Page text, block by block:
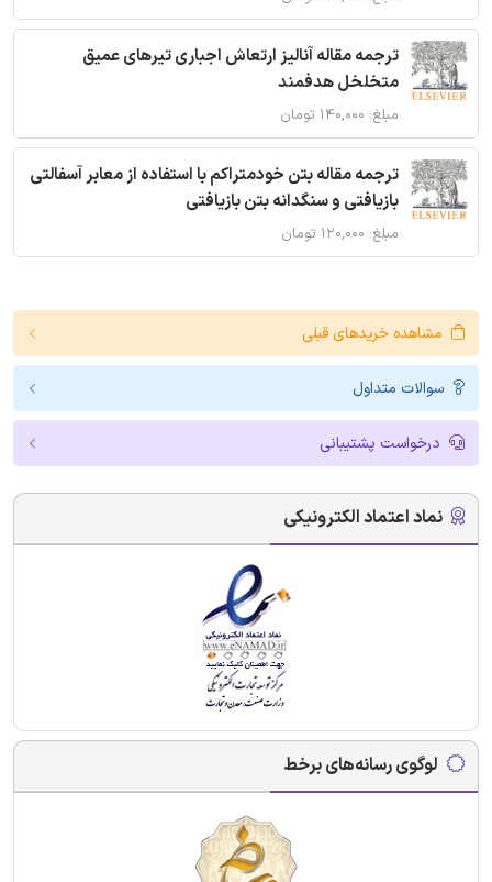
ترجمه مقاله آنالیز ارتعاش اجباری تیرهای عمیق
متخلخل هدفمند
مبلغ: ۱۴۰,۰۰۰ تومان
ترجمه مقاله بتن خودمتراکم با استفاده از معابر آسفالتی
بازیافتی و سنگدانه بتن بازیافتی
مبلغ: ۱۲۰,۰۰۰ تومان
مشاهده خریدهای قبلی
سوالات متداول
درخواست پشتیبانی
نماد اعتماد الکترونیکی
لوگوی رسانه‌های برخط